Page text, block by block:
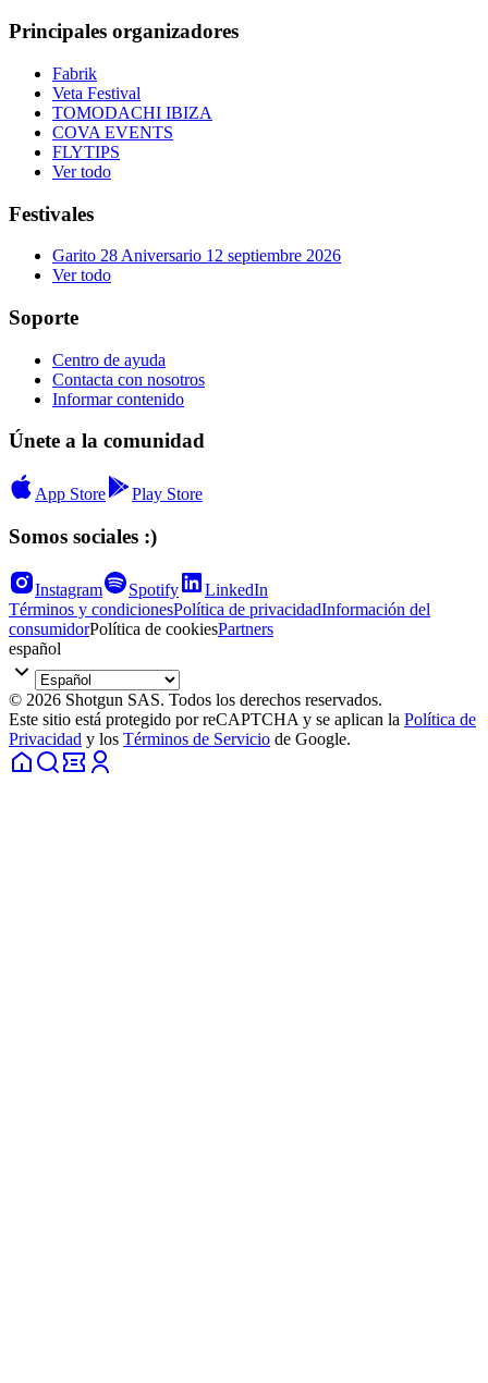
Principales organizadores
Fabrik
Veta Festival
TOMODACHI IBIZA
COVA EVENTS
FLYTIPS
Ver todo
Festivales
Garito 28 Aniversario 12 septiembre 2026
Ver todo
Soporte
Centro de ayuda
Contacta con nosotros
Informar contenido
Únete a la comunidad
App Store Play Store
Somos sociales :)
Instagram Spotify
LinkedIn
Términos y condicionesPolítica de privacidadInformación del
consumidorPolítica de cookiesPartners
español
© 2026 Shotgun SAS. Todos los derechos reservados.
Este sitio está protegido por reCAPTCHA y se aplican la Política de
Privacidad y los Términos de Servicio de Google.